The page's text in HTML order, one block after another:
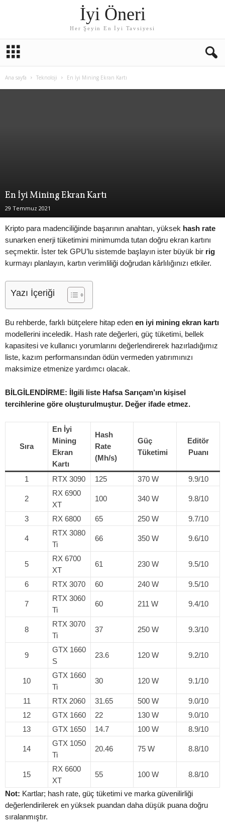
İyi Öneri
Her Şeyin En İyi Tavsiyesi
Ana sayfa Teknoloji En İyi Mining Ekran Kartı
En İyi Mining Ekran Kartı
29 Temmuz 2021
Kripto para madenciliğinde başarının anahtarı, yüksek hash rate
sunarken enerji tüketimini minimumda tutan doğru ekran kartını
seçmektir. İster tek GPU’lu sistemde başlayın ister büyük bir rig
kurmayı planlayın, kartın verimliliği doğrudan kârlılığınızı etkiler.
Yazı İçeriği
Bu rehberde, farklı bütçelere hitap eden en iyi mining ekran kartı
modellerini inceledik. Hash rate değerleri, güç tüketimi, bellek
kapasitesi ve kullanıcı yorumlarını değerlendirerek hazırladığımız
liste, kazım performansından ödün vermeden yatırımınızı
maksimize etmenize yardımcı olacak.
BİLGİLENDİRME: İlgili liste Hafsa Sarıçam’ın kişisel
tercihlerine göre oluşturulmuştur. Değer ifade etmez.
Sıra
En İyi
Mining
Ekran
Kartı
Hash
Rate
(Mh/s)
Güç
Tüketimi
Editör
Puanı
1 RTX 3090 125 370 W 9.9/10
2
RX 6900
XT
100 340 W 9.8/10
3 RX 6800 65 250 W 9.7/10
4
RTX 3080
Ti
66 350 W 9.6/10
5
RX 6700
XT
61 230 W 9.5/10
6 RTX 3070 60 240 W 9.5/10
7
RTX 3060
Ti
60 211 W 9.4/10
8
RTX 3070
Ti
37 250 W 9.3/10
9
GTX 1660
S
23.6 120 W 9.2/10
10
GTX 1660
Ti
30 120 W 9.1/10
11 RTX 2060 31.65 500 W
9.0/10
12
GTX 1660 22 130 W
9.0/10
13
GTX 1650 14.7 100 W 8.9/10
14
GTX 1050
Ti
20.46 75 W 8.8/10
15
RX 6600
XT
55 100 W 8.8/10
Not: Kartlar; hash rate, güç tüketimi ve marka güvenilirliği
değerlendirilerek en yüksek puandan daha düşük puana doğru
sıralanmıştır.